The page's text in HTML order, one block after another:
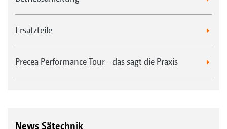
Ersatzteile
Precea Performance Tour - das sagt die Praxis
News Sätechnik